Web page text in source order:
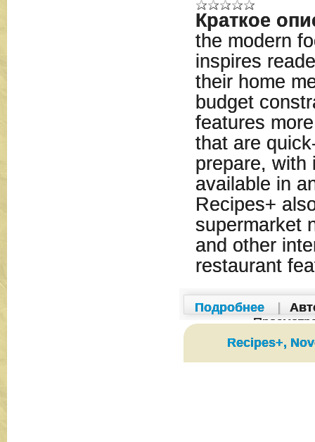
Краткое
the modern
inspires
their home
budget
features
that are
prepare, with
available in
Recipes+
supermarket
and other
restaurant
Подробнее
Recipes+,